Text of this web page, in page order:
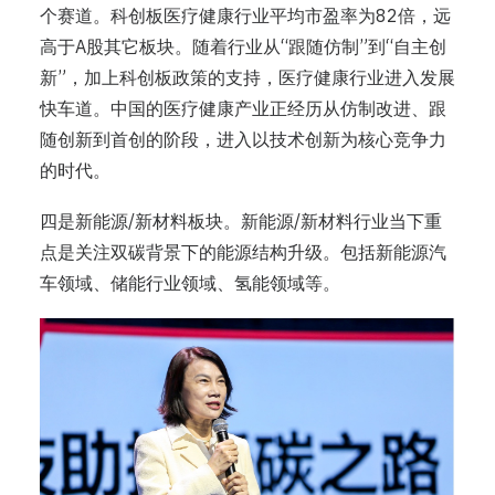
个赛道。科创板医疗健康行业平均市盈率为82倍，远
高于A股其它板块。随着行业从“跟随仿制”到“自主创
新”，加上科创板政策的支持，医疗健康行业进入发展
快车道。中国的医疗健康产业正经历从仿制改进、跟
随创新到首创的阶段，进入以技术创新为核心竞争力
的时代。
四是新能源/新材料板块。新能源/新材料行业当下重
点是关注双碳背景下的能源结构升级。包括新能源汽
车领域、储能行业领域、氢能领域等。